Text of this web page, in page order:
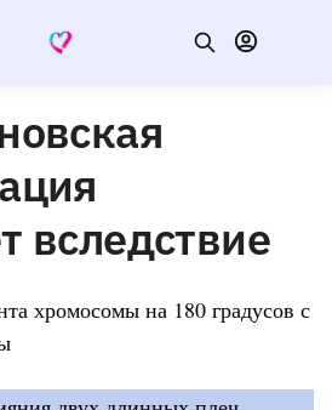
вследствие
хромосомы на 180 градусов с